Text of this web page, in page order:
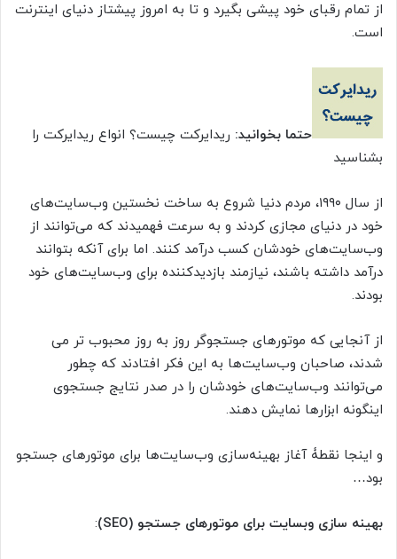
از تمام رقبای خود پیشی بگیرد و تا به امروز پیشتاز دنیای اینترنت
است.
حتما بخوانید: ریدایرکت چیست؟ انواع ریدایرکت را
بشناسید
از سال ۱۹۹۰، مردم دنیا شروع به ساخت نخستین وب‌سایت‌های
خود در دنیای مجازی کردند و به سرعت فهمیدند که می‌توانند از
وب‌سایت‌های خودشان کسب درآمد کنند. اما برای آنکه بتوانند
درآمد داشته باشند، نیازمند بازدیدکننده برای وب‌سایت‌های خود
بودند.
از آنجایی که موتورهای جستجوگر روز به روز محبوب تر می
شدند، صاحبان وب‌سایت‌ها به این فکر افتادند که چطور
می‌توانند وب‌سایت‌های خودشان را در صدر نتایج جستجوی
اینگونه ابزارها نمایش دهند.
و اینجا نقطۀ آغاز بهینه‌سازی وب‌سایت‌ها برای موتورهای جستجو
بود…
بهینه سازی وبسایت برای موتورهای جستجو (SEO) :